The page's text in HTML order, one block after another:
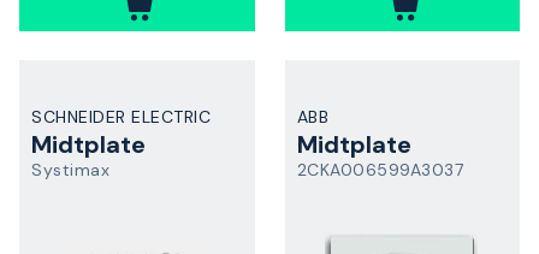
SCHNEIDER ELECTRIC
Midtplate
Systimax
ABB
Midtplate
2CKA006599A3037